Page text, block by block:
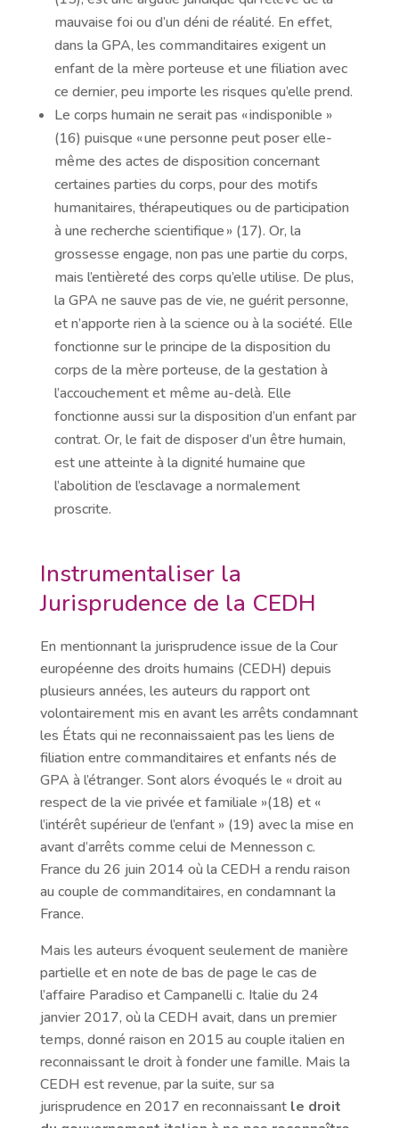
mauvaise foi ou d’un déni de réalité. En effet,
dans la GPA, les commanditaires exigent un
enfant de la mère porteuse et une filiation avec
ce dernier, peu importe les risques qu’elle prend.
Le corps humain ne serait pas « indisponible »
(16) puisque « une personne peut poser elle-
même des actes de disposition concernant
certaines parties du corps, pour des motifs
humanitaires, thérapeutiques ou de participation
à une recherche scientifique » (17). Or, la
grossesse engage, non pas une partie du corps,
mais l’entièreté des corps qu’elle utilise. De plus,
la GPA ne sauve pas de vie, ne guérit personne,
et n’apporte rien à la science ou à la société. Elle
fonctionne sur le principe de la disposition du
corps de la mère porteuse, de la gestation à
l’accouchement et même au-delà. Elle
fonctionne aussi sur la disposition d’un enfant par
contrat. Or, le fait de disposer d’un être humain,
est une atteinte à la dignité humaine que
l’abolition de l’esclavage a normalement
proscrite.
Instrumentaliser la
Jurisprudence de la CEDH
En mentionnant la jurisprudence issue de la Cour
européenne des droits humains (CEDH) depuis
plusieurs années, les auteurs du rapport ont
volontairement mis en avant les arrêts condamnant
les États qui ne reconnaissaient pas les liens de
filiation entre commanditaires et enfants nés de
GPA à l’étranger. Sont alors évoqués le « droit au
respect de la vie privée et familiale »(18) et «
l’intérêt supérieur de l’enfant » (19) avec la mise en
avant d’arrêts comme celui de Mennesson c.
France du 26 juin 2014 où la CEDH a rendu raison
au couple de commanditaires, en condamnant la
France.
Mais les auteurs évoquent seulement de manière
partielle et en note de bas de page le cas de
l’affaire Paradiso et Campanelli c. Italie du 24
janvier 2017, où la CEDH avait, dans un premier
temps, donné raison en 2015 au couple italien en
reconnaissant le droit à fonder une famille. Mais la
CEDH est revenue, par la suite, sur sa
jurisprudence en 2017 en reconnaissantle droit